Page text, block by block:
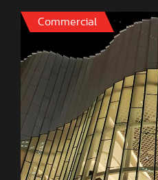
Commercial